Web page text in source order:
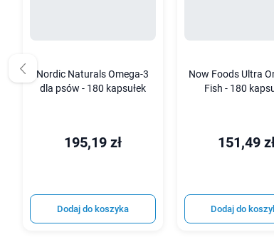
Nordic Naturals Omega-3
dla psów - 180 kapsułek
195,19 zł
Dodaj do koszyka
Now Foods Ultra
Fish - 180
151,49
Dodaj do